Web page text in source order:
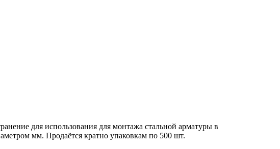
для использования для монтажа стальной арматуры в
мм. Продаётся кратно упаковкам по 500 шт.